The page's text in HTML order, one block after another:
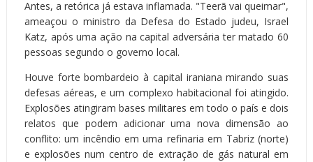
Antes, a retórica já estava inflamada. "Teerã vai queimar",
ameaçou o ministro da Defesa do Estado judeu, Israel
Katz, após uma ação na capital adversária ter matado 60
pessoas segundo o governo local.
Houve forte bombardeio à capital iraniana mirando suas
defesas aéreas, e um complexo habitacional foi atingido.
Explosões atingiram bases militares em todo o país e dois
relatos que podem adicionar uma nova dimensão ao
conflito: um incêndio em uma refinaria em Tabriz (norte)
e explosões num centro de extração de gás natural em